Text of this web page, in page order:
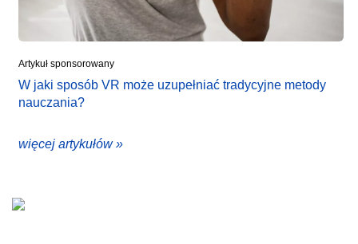
Artykuł sponsorowany
W jaki sposób VR może uzupełniać tradycyjne metody
nauczania?
więcej artykułów »